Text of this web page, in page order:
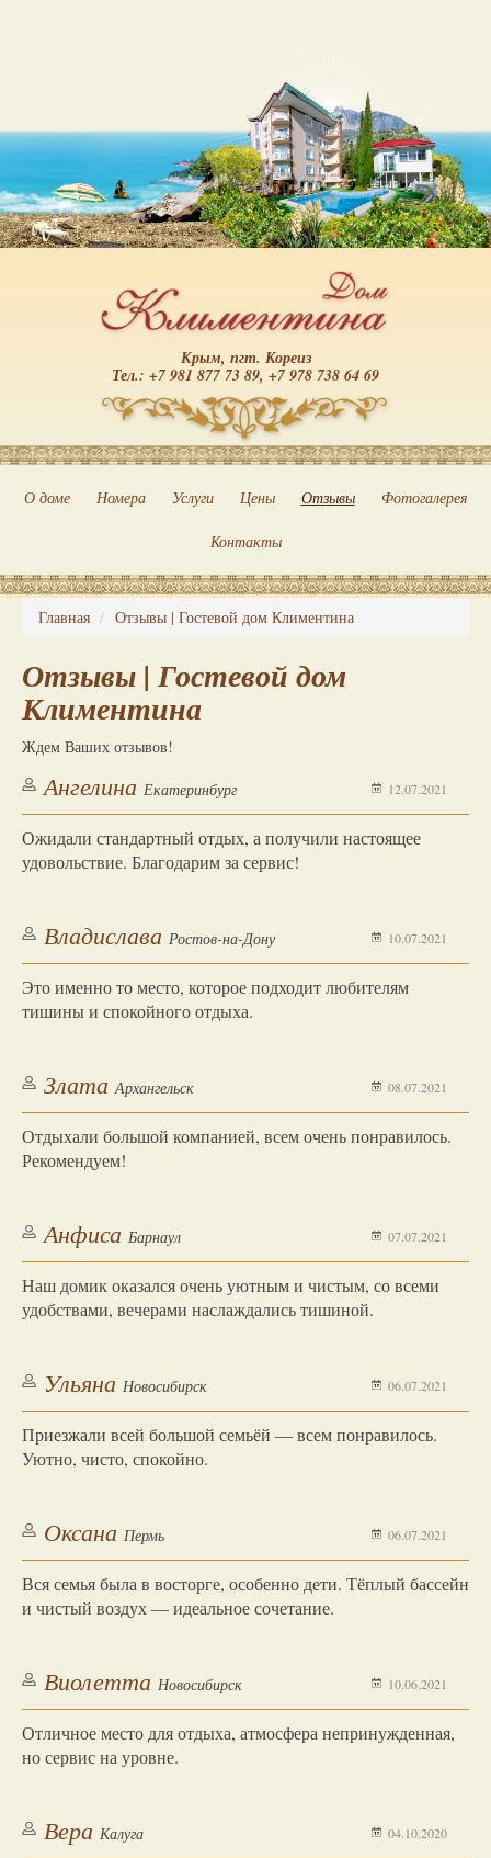
Крым, пгт. Кореиз
Тел.: +7 981 877 73 89, +7 978 738 64 69
О доме Номера Услуги Цены Отзывы Фотогалерея
Контакты
Главная Отзывы | Гостевой дом Климентина
Отзывы | Гостевой дом
Климентина
Ждем Ваших отзывов!
Ангелина Екатеринбург 12.07.2021
Ожидали стандартный отдых, а получили настоящее
удовольствие. Благодарим за сервис!
Владислава Ростов-на-Дону 10.07.2021
Это именно то место, которое подходит любителям
тишины и спокойного отдыха.
Злата Архангельск 08.07.2021
Отдыхали большой компанией, всем очень понравилось.
Рекомендуем!
Анфиса Барнаул 07.07.2021
Наш домик оказался очень уютным и чистым, со всеми
удобствами, вечерами наслаждались тишиной.
Ульяна Новосибирск 06.07.2021
Приезжали всей большой семьёй — всем понравилось.
Уютно, чисто, спокойно.
Оксана Пермь 06.07.2021
Вся семья была в восторге, особенно дети. Тёплый бассейн
и чистый воздух — идеальное сочетание.
Виолетта Новосибирск 10.06.2021
Отличное место для отдыха, атмосфера непринужденная,
но сервис на уровне.
Вера Калуга 04.10.2020